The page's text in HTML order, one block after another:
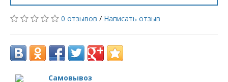
0 отзывов / Написать отзыв
Самовывоз